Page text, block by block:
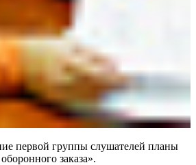
первой группы слушателей планы
заказа».